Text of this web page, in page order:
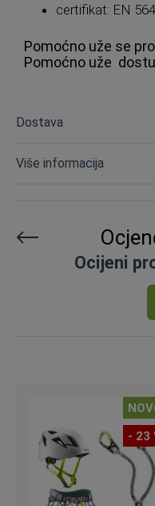
certifikat: EN 564
Pomoćno uže se
Pomoćno uže
Dostava
Više informacija
Ocijeni
- 23